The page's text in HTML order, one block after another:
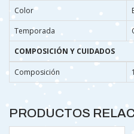
Color
Temporada
COMPOSICIÓN Y CUIDADOS
Composición
PRODUCTOS